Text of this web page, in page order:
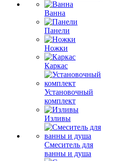
Ванна
Панели
Ножки
Каркас
Установочный
комплект
Изливы
Смеситель для
ванны и душа